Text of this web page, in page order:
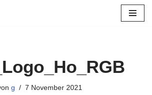
g 7 November 2021